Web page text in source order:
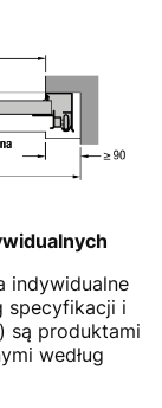
indywidualne
specyfikacji i
są produktami
według